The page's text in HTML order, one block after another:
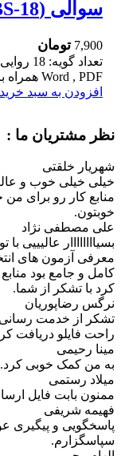
سوالی (RWBS-18)
7,900 تومان
تعداد
Word , PDF همراه با مقاله مرتبط
افزودن به سبد خرید
نظر مشتریان ما :
شهریار خلقتی
خیلی خیلی خوب و
منابع کار رو برای
خوبتون.
علی مصطفی نژاد
بسیاااااااار عالیییی
معرفی آزمون های
کامل و جامع بود
کرد با تشکر از شما.
نرگس رضاپوریان
تشکر از خدمت رسانی
راحت فایلو دریافت
مینا رحیمی
به من کمک خوبی کرد.
میلاد رستمی
ممنون بابت فایل
فهیمه شریفی
پاسخگویی و پیگیری
سپاسگزارم.